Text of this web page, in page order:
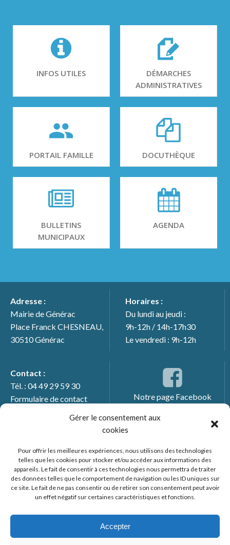
Gérer le consentement aux
cookies
Pour offrir les meilleures expériences, nous utilisons des technologies
telles que les cookies pour stocker et/ou accéder aux informations des
appareils. Le fait de consentir à ces technologies nous permettra de traiter
des données telles que le comportement de navigation ou les ID uniques sur
ce site. Le fait de ne pas consentir ou de retirer son consentement peut avoir
un effet négatif sur certaines caractéristiques et fonctions.
Accepter
INFOS UTILES
DÉMARCHES
ADMINISTRATIVES
PORTAIL FAMILLE DOCUTHÈQUE
BULLETINS
MUNICIPAUX
AGENDA
Adresse :
Mairie de Générac
Place Franck CHESNEAU,
30510 Générac
Horaires :
Du lundi au jeudi :
9h-12h / 14h-17h30
Le vendredi : 9h-12h
Contact :
Tél. : 04 49 29 59 30
Formulaire de contact
Notre page Facebook